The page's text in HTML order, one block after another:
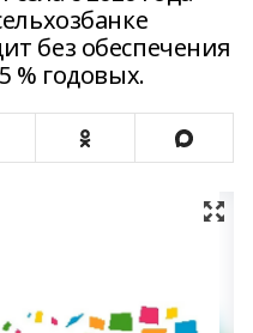
без обеспечения
% годовых.